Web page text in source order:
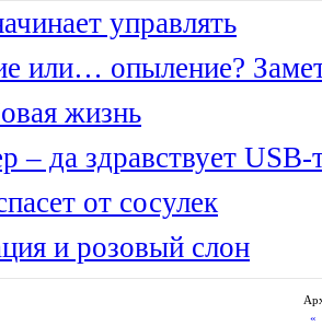
управлять
или… опыление?
жизнь
– да здравствует USB-
от сосулек
и розовый слон
«